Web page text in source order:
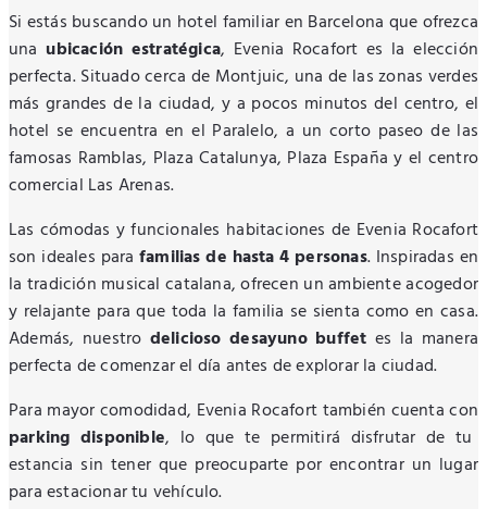
Si estás buscando un hotel familiar en Barcelona que ofrezca
unaubicación estratégica, Evenia Rocafort es la elección
perfecta. Situado cerca de Montjuic, una de las zonas verdes
más grandes de la ciudad, y a pocos minutos del centro, el
hotel se encuentra en el Paralelo, a un corto paseo de las
famosas Ramblas, Plaza Catalunya, Plaza España y el centro
comercial Las Arenas.
Las cómodas y funcionales habitaciones de Evenia Rocafort
son ideales parafamilias de hasta 4 personas. Inspiradas en
la tradición musical catalana, ofrecen un ambiente acogedor
y relajante para que toda la familia se sienta como en casa.
Además, nuestro delicioso desayuno buffet es la manera
perfecta de comenzar el día antes de explorar la ciudad.
Para mayor comodidad, Evenia Rocafort también cuenta con
parking disponible, lo que te permitirá disfrutar de tu
estancia sin tener que preocuparte por encontrar un lugar
para estacionar tu vehículo.